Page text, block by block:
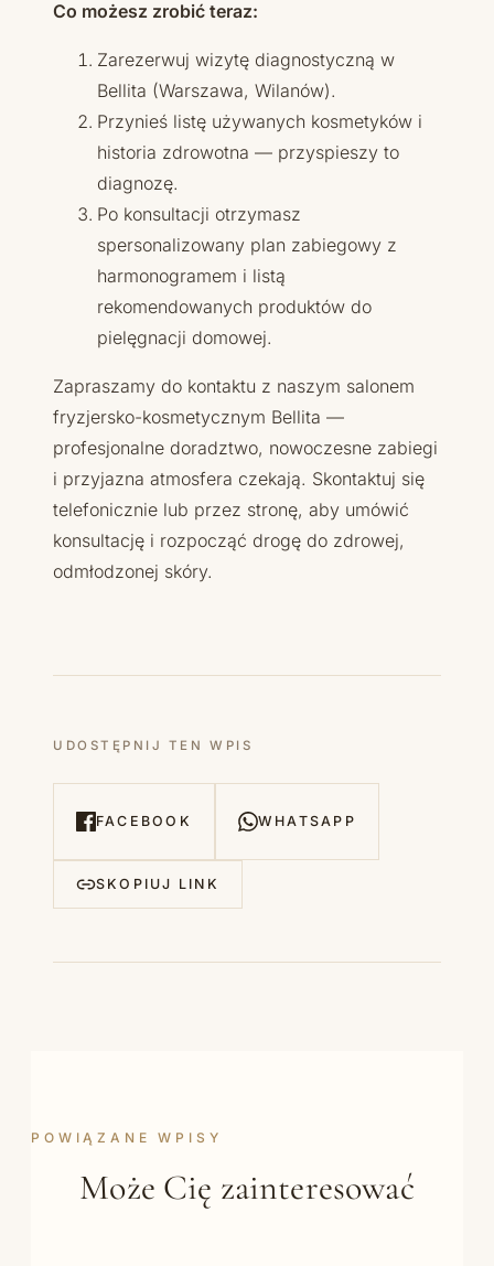
Co możesz zrobić teraz:
Zarezerwuj wizytę diagnostyczną w
Bellita (Warszawa, Wilanów).
Przynieś listę używanych kosmetyków i
historia zdrowotna — przyspieszy to
diagnozę.
Po konsultacji otrzymasz
spersonalizowany plan zabiegowy z
harmonogramem i listą
rekomendowanych produktów do
pielęgnacji domowej.
Zapraszamy do kontaktu z naszym salonem
fryzjersko-kosmetycznym Bellita —
profesjonalne doradztwo, nowoczesne zabiegi
i przyjazna atmosfera czekają. Skontaktuj się
telefonicznie lub przez stronę, aby umówić
konsultację i rozpocząć drogę do zdrowej,
odmłodzonej skóry.
UDOSTĘPNIJ TEN WPIS
FACEBOOK WHATSAPP
SKOPIUJ LINK
POWIĄZANE WPISY
Może Cię zainteresować